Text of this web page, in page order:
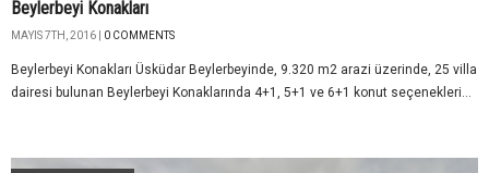
Beylerbeyi Konakları
MAYIS 7TH, 2016 | 0 COMMENTS
Beylerbeyi Konakları Üsküdar Beylerbeyinde, 9.320 m2 arazi üzerinde, 25 villa
dairesi bulunan Beylerbeyi Konaklarında 4+1, 5+1 ve 6+1 konut seçenekleri...